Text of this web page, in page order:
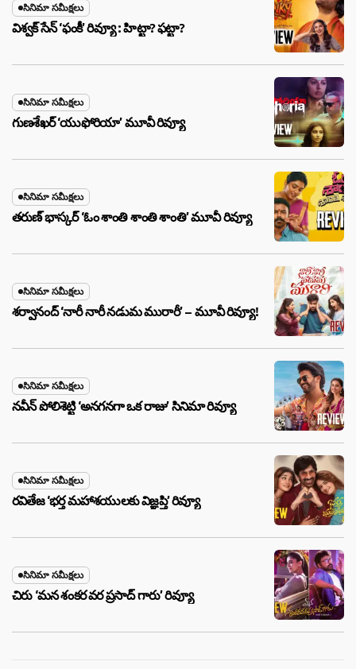
సినిమా సమీక్షలు
విశ్వక్ సేన్ ‘ఫంకీ’ రివ్యూ : హిట్టా? ఫట్టా?
సినిమా సమీక్షలు
గుణశేఖర్ ‘యుఫోరియా’ మూవీ రివ్యూ
సినిమా సమీక్షలు
తరుణ్ భాస్కర్ ‘ఓం శాంతి శాంతి శాంతి’ మూవీ రివ్యూ
సినిమా సమీక్షలు
శర్వానంద్ ‘నారీ నారీ నడుమ మురారీ’ – మూవీ రివ్యూ!
సినిమా సమీక్షలు
నవీన్ పోలిశెట్టి ‘అనగనగా ఒక రాజు’ సినిమా రివ్యూ
సినిమా సమీక్షలు
రవితేజ ‘భర్త మహాశయులకు విజ్ఞప్తి’ రివ్యూ
సినిమా సమీక్షలు
చిరు ‘మ‌న శంక‌ర వ‌ర ప్ర‌సాద్ గారు’ రివ్యూ